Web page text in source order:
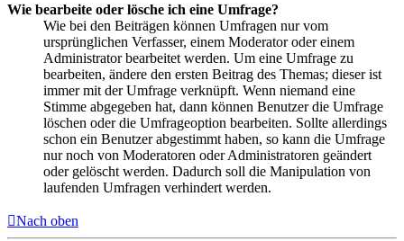
Wie bearbeite oder lösche ich eine Umfrage?
Wie bei den Beiträgen können Umfragen nur vom
ursprünglichen Verfasser, einem Moderator oder einem
Administrator bearbeitet werden. Um eine Umfrage zu
bearbeiten, ändere den ersten Beitrag des Themas; dieser ist
immer mit der Umfrage verknüpft. Wenn niemand eine
Stimme abgegeben hat, dann können Benutzer die Umfrage
löschen oder die Umfrageoption bearbeiten. Sollte allerdings
schon ein Benutzer abgestimmt haben, so kann die Umfrage
nur noch von Moderatoren oder Administratoren geändert
oder gelöscht werden. Dadurch soll die Manipulation von
laufenden Umfragen verhindert werden.
Nach oben